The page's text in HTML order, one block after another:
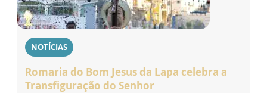
NOTÍCIAS
Romaria do Bom Jesus da Lapa celebra a
Transfiguração do Senhor